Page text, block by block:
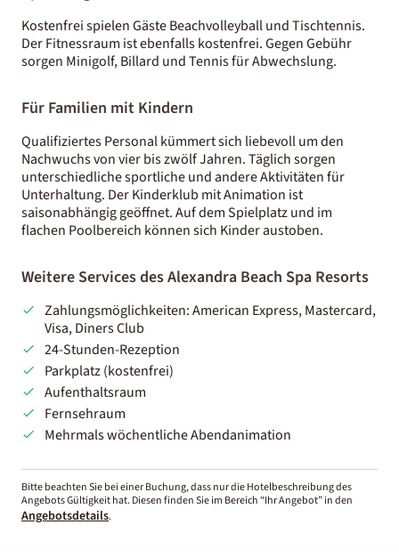
Kostenfrei spielen Gäste Beachvolleyball und Tischtennis.
Der Fitnessraum ist ebenfalls kostenfrei. Gegen Gebühr
sorgen Minigolf, Billard und Tennis für Abwechslung.
Für Familien mit Kindern
Qualifiziertes Personal kümmert sich liebevoll um den
Nachwuchs von vier bis zwölf Jahren. Täglich sorgen
unterschiedliche sportliche und andere Aktivitäten für
Unterhaltung. Der Kinderklub mit Animation ist
saisonabhängig geöffnet. Auf dem Spielplatz und im
flachen Poolbereich können sich Kinder austoben.
Weitere Services des Alexandra Beach Spa Resorts
Zahlungsmöglichkeiten: American Express, Mastercard,
Visa, Diners Club
24-Stunden-Rezeption
Parkplatz (kostenfrei)
Aufenthaltsraum
Fernsehraum
Mehrmals wöchentliche Abendanimation
Bitte beachten Sie bei einer Buchung, dass nur die Hotelbeschreibung des
Angebots Gültigkeit hat. Diesen finden Sie im Bereich “Ihr Angebot” in den
Angebotsdetails.